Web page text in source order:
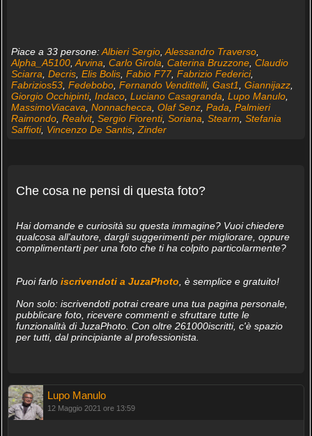
Piace a 33 persone:Albieri Sergio, Alessandro Traverso,
Alpha_A5100, Arvina Carlo Girola Caterina Bruzzone, Claudio
Sciarra Decris, Elis Bolis, Fabio F77, Fabrizio Federici,
Fabrizios53, Fedebobo, Fernando Vendittelli, Gast1 Giannijazz,
Giorgio Occhipinti, Indaco, Luciano Casagranda Lupo Manulo,
MassimoViacava Nonnachecca Olaf Senz, Pada Palmieri
Raimondo, Realvit, Sergio Fiorenti, Soriana Stearm Stefania
Saffioti, Vincenzo De Santis, Zinder
Che cosa ne pensi di questa foto?
Hai domande e curiosità su questa immagine? Vuoi chiedere
qualcosa all'autore, dargli suggerimenti per migliorare, oppure
complimentarti per una foto che ti ha colpito particolarmente?
Puoi farlo iscrivendoti a JuzaPhoto , è semplice e gratuito!
Non solo: iscrivendoti potrai creare una tua pagina personale,
pubblicare foto, ricevere commenti e sfruttare tutte le
funzionalità di JuzaPhoto. Con oltre 261000iscritti, c'è spazio
per tutti, dal principiante al professionista.
Lupo Manulo
12 Maggio 2021 ore 13:59